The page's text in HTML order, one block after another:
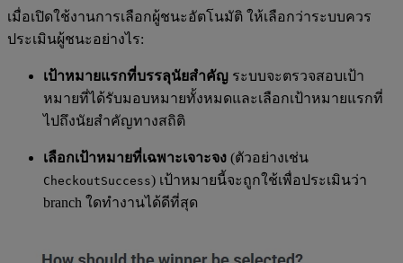
เมื่อเปิดใช้งานการเลือกผู้ชนะอัตโนมัติ ให้เลือกว่าระบบควร
ประเมินผู้ชนะอย่างไร:
เป้าหมายแรกที่บรรลุนัยสำคัญ ระบบจะตรวจสอบเป้า
หมายที่ได้รับมอบหมายทั้งหมดและเลือกเป้าหมายแรกที่
ไปถึงนัยสำคัญทางสถิติ
เลือกเป้าหมายที่เฉพาะเจาะจง (ตัวอย่างเช่น
CheckoutSuccess) เป้าหมายนี้จะถูกใช้เพื่อประเมินว่า
branch ใดทำงานได้ดีที่สุด